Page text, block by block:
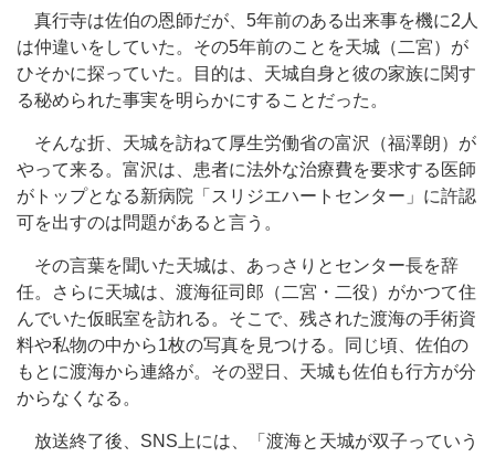
真行寺は佐伯の恩師だが、5年前のある出来事を機に2人
は仲違いをしていた。その5年前のことを天城（二宮）が
ひそかに探っていた。目的は、天城自身と彼の家族に関す
る秘められた事実を明らかにすることだった。
そんな折、天城を訪ねて厚生労働省の富沢（福澤朗）が
やって来る。富沢は、患者に法外な治療費を要求する医師
がトップとなる新病院「スリジエハートセンター」に許認
可を出すのは問題があると言う。
その言葉を聞いた天城は、あっさりとセンター長を辞
任。さらに天城は、渡海征司郎（二宮・二役）がかつて住
んでいた仮眠室を訪れる。そこで、残された渡海の手術資
料や私物の中から1枚の写真を見つける。同じ頃、佐伯の
もとに渡海から連絡が。その翌日、天城も佐伯も行方が分
からなくなる。
放送終了後、SNS上には、「渡海と天城が双子っていう